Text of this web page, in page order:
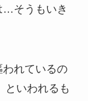
…そうもいき
れているの
といわれるも